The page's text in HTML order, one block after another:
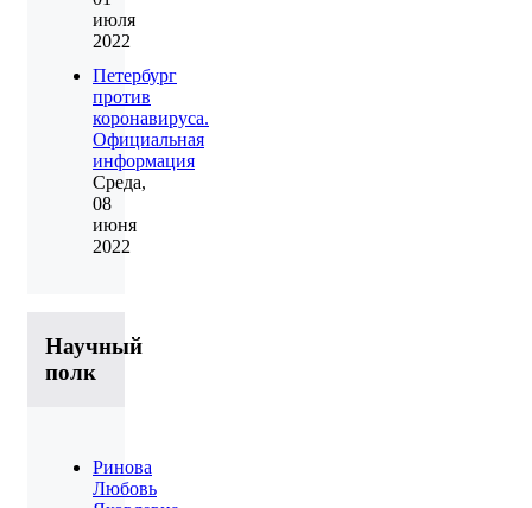
июля
2022
Петербург
против
коронавируса.
Официальная
информация
Среда,
08
июня
2022
Научный
полк
Ринова
Любовь